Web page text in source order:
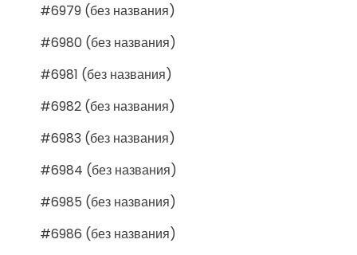
#6979 (без названия)
#6980 (без названия)
#6981 (без названия)
#6982 (без названия)
#6983 (без названия)
#6984 (без названия)
#6985 (без названия)
#6986 (без названия)